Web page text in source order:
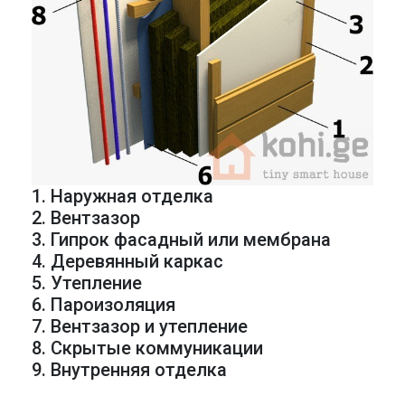
1. Наружная отделка
2. Вентзазор
3. Гипрок фасадный или мембрана
4. Деревянный каркас
5. Утепление
6. Пароизоляция
7. Вентзазор и утепление
8. Скрытые коммуникации
9. Внутренняя отделка